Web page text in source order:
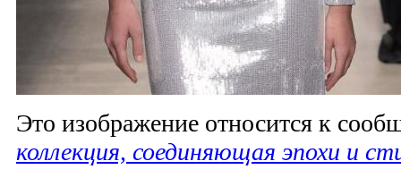
Это изображение относится к
коллекция, соединяющая эпохи и